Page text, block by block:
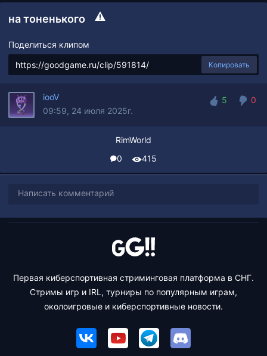
на тоненького
Поделиться клипом
Копировать
iooV
09:59, 24 июля 2025г.
5
0
RimWorld
0
415
Написать комментарий
Первая киберспортивная стриминговая платформа в СНГ.
Стримы игр и IRL, турниры по популярным играм,
околоигровые и киберспортивные новости.